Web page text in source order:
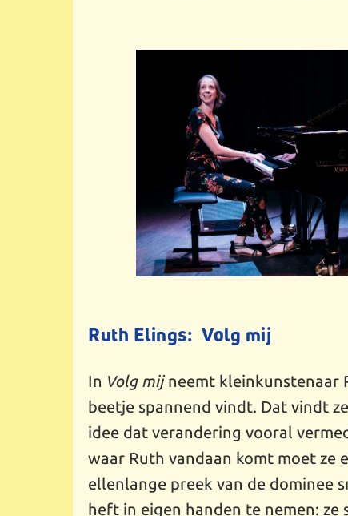
Ruth Elings: Volg mij
In Volg mij neemt kleinkunstenaar
beetje spannend vindt. Dat vindt
idee dat verandering vooral
waar Ruth vandaan komt moet ze
ellenlange preek van de dominee
heft in eigen handen te nemen: